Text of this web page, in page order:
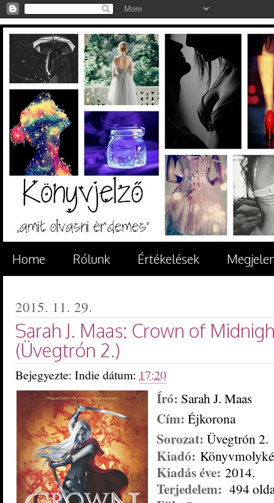
Home Rólunk Értékelések
2015. 11. 29.
Sarah J. Maas: Crown of
(Üvegtrón 2.)
Bejegyezte: Indie dátum: 17:20
Író: Sarah J. Maas
Cím: Éjkorona
Sorozat: Üvegtrón 2.
Kiadó:
Kiadás éve: 2014.
Terjedelem: 494